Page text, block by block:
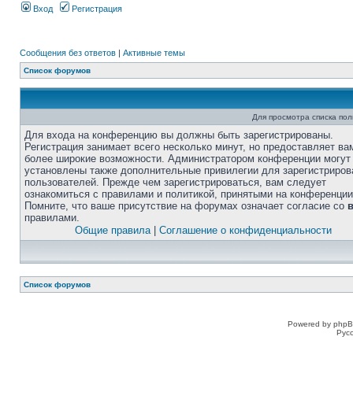
Вход Регистрация
Сообщения без ответов | Активные темы
Список форумов
Для просмотра списка
Для входа на конференцию вы должны быть зарегистрированы.
Регистрация занимает всего несколько минут, но предоставляет
более широкие возможности. Администратором конференции
установлены также дополнительные привилегии для
пользователей. Прежде чем зарегистрироваться, вам следует
ознакомиться с правилами и политикой, принятыми на
Помните, что ваше присутствие на форумах означает согласие со
правилами.
Общие правила| Соглашение о конфиденциальности
Список форумов
Powered by